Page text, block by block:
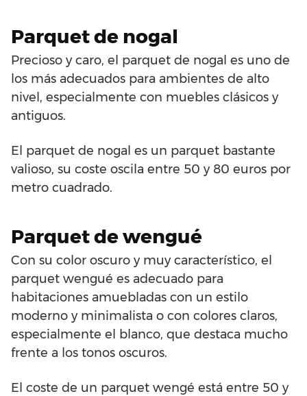
Parquet de nogal
Precioso y caro, el parquet de nogal es uno de
los más adecuados para ambientes de alto
nivel, especialmente con muebles clásicos y
antiguos.
El parquet de nogal es un parquet bastante
valioso, su coste oscila entre 50 y 80 euros por
metro cuadrado.
Parquet de wengué
Con su color oscuro y muy característico, el
parquet wengué es adecuado para
habitaciones amuebladas con un estilo
moderno y minimalista o con colores claros,
especialmente el blanco, que destaca mucho
frente a los tonos oscuros.
El coste de un parquet wengé está entre 50 y